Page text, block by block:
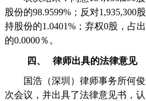
股份的98.9599% ；反对1,935,300
持股份的1.0401% ；弃权0股，占
的0.0000％。
四、 律师出具的法律意见
国浩（深圳）律师事务所何
次会议，并出具了法律意见书，